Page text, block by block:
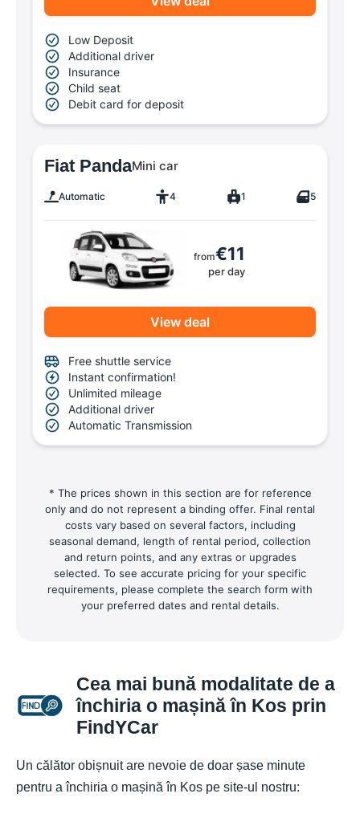
Low Deposit
Additional driver
Insurance
Child seat
Debit card for deposit
Fiat PandaMini car
Automatic 4 1 5
from€11
per day
View deal
Free shuttle service
Instant confirmation!
Unlimited mileage
Additional driver
Automatic Transmission
* The prices shown in this section are for reference
only and do not represent a binding offer. Final rental
costs vary based on several factors, including
seasonal demand, length of rental period, collection
and return points, and any extras or upgrades
selected. To see accurate pricing for your specific
requirements, please complete the search form with
your preferred dates and rental details.
Cea mai bună modalitate de a
închiria o mașină în Kos prin
FindYCar
​​Un călător obișnuit are nevoie de doar șase minute
pentru a închiria o mașină în Kos pe site-ul nostru: